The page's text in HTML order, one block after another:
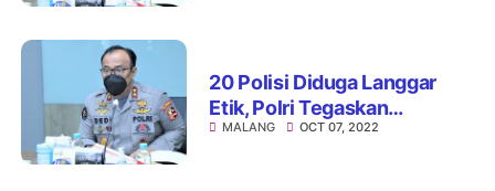
20 Polisi Diduga Langgar
Etik, Polri Tegaskan
Komitmen Usut Tuntas
MALANG OCT 07, 2022